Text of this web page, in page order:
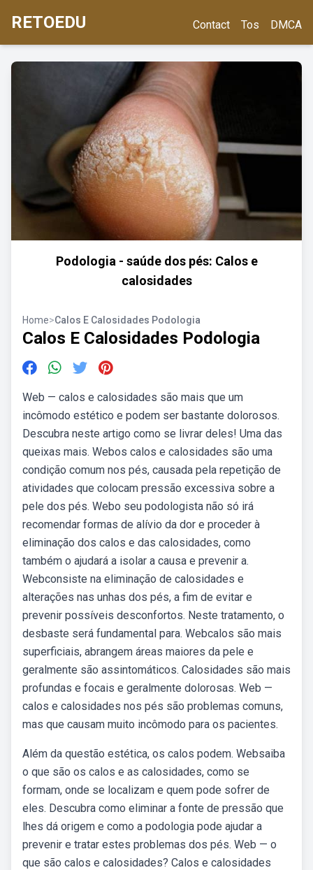
RETOEDU Contact Tos DMCA
Podologia - saúde dos pés: Calos e
calosidades
Home>Calos E Calosidades Podologia
Calos E Calosidades Podologia
Web — calos e calosidades são mais que um
incômodo estético e podem ser bastante dolorosos.
Descubra neste artigo como se livrar deles! Uma das
queixas mais. Webos calos e calosidades são uma
condição comum nos pés, causada pela repetição de
atividades que colocam pressão excessiva sobre a
pele dos pés. Webo seu podologista não só irá
recomendar formas de alívio da dor e proceder à
eliminação dos calos e das calosidades, como
também o ajudará a isolar a causa e prevenir a.
Webconsiste na eliminação de calosidades e
alterações nas unhas dos pés, a fim de evitar e
prevenir possíveis desconfortos. Neste tratamento, o
desbaste será fundamental para. Webcalos são mais
superficiais, abrangem áreas maiores da pele e
geralmente são assintomáticos. Calosidades são mais
profundas e focais e geralmente dolorosas. Web —
calos e calosidades nos pés são problemas comuns,
mas que causam muito incômodo para os pacientes.
Além da questão estética, os calos podem. Websaiba
o que são os calos e as calosidades, como se
formam, onde se localizam e quem pode sofrer de
eles. Descubra como eliminar a fonte de pressão que
lhes dá origem e como a podologia pode ajudar a
prevenir e tratar estes problemas dos pés. Web — o
que são calos e calosidades? Calos e calosidades